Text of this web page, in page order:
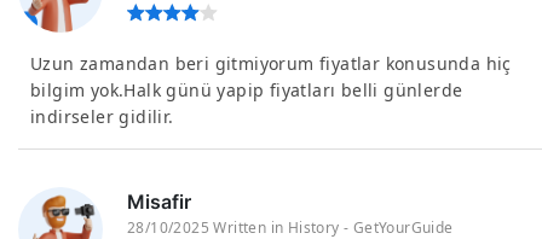
Uzun zamandan beri gitmiyorum fiyatlar konusunda hiç
bilgim yok.Halk günü yapip fiyatları belli günlerde
indirseler gidilir.
Misafir
28/10/2025 Written in History - GetYourGuide